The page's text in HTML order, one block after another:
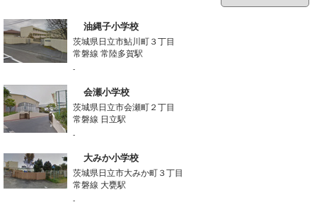
油縄子小学校
茨城県日立市鮎川町３丁目
常磐線 常陸多賀駅
-
会瀬小学校
茨城県日立市会瀬町２丁目
常磐線 日立駅
-
大みか小学校
茨城県日立市大みか町３丁目
常磐線 大甕駅
-